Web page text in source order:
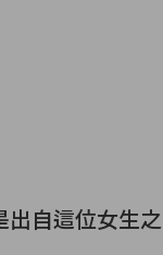
出自這位女生之